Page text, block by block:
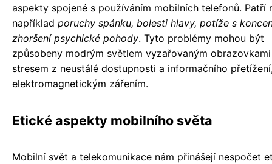
aspekty spojené s používáním mobilních telefonů. Patří
například poruchy spánku, bolesti hlavy, potíže s
zhoršení psychické pohody. Tyto problémy mohou být
způsobeny modrým světlem vyzařovaným
stresem z neustálé dostupnosti a informačního
elektromagnetickým zářením.
Etické aspekty mobilního světa
Mobilní svět a telekomunikace nám přinášejí nespočet